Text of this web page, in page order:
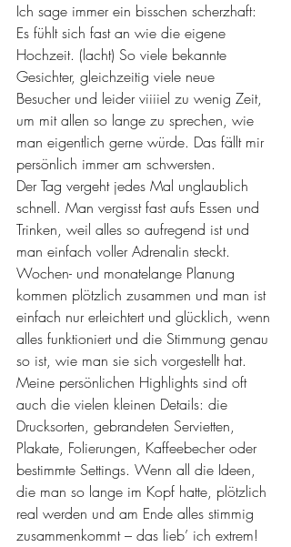
Ich sage immer ein bisschen scherzhaft:
Es fühlt sich fast an wie die eigene
Hochzeit. (lacht) So viele bekannte
Gesichter, gleichzeitig viele neue
Besucher und leider viiiiel zu wenig Zeit,
um mit allen so lange zu sprechen, wie
man eigentlich gerne würde. Das fällt mir
persönlich immer am schwersten.
Der Tag vergeht jedes Mal unglaublich
schnell. Man vergisst fast aufs Essen und
Trinken, weil alles so aufregend ist und
man einfach voller Adrenalin steckt.
Wochen- und monatelange Planung
kommen plötzlich zusammen und man ist
einfach nur erleichtert und glücklich, wenn
alles funktioniert und die Stimmung genau
so ist, wie man sie sich vorgestellt hat.
Meine persönlichen Highlights sind oft
auch die vielen kleinen Details: die
Drucksorten, gebrandeten Servietten,
Plakate, Folierungen, Kaffeebecher oder
bestimmte Settings. Wenn all die Ideen,
die man so lange im Kopf hatte, plötzlich
real werden und am Ende alles stimmig
zusammenkommt – das lieb’ ich extrem!